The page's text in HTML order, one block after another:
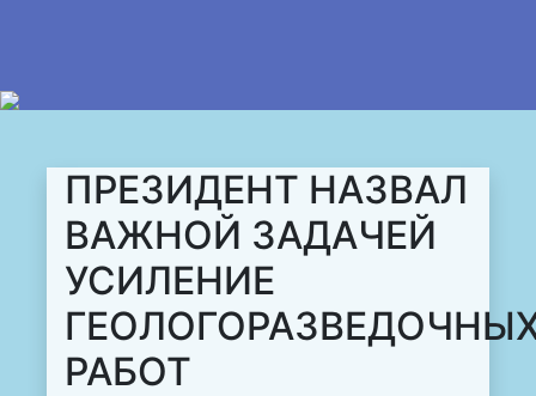
ПРЕЗИДЕНТ НАЗВАЛ
ВАЖНОЙ ЗАДАЧЕЙ
УСИЛЕНИЕ
РАБОТ